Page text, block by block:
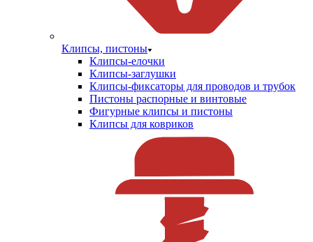
Клипсы, пистоны
Клипсы-елочки
Клипсы-заглушки
Клипсы-фиксаторы для проводов и трубок
Пистоны распорные и винтовые
Фигурные клипсы и пистоны
Клипсы для ковриков